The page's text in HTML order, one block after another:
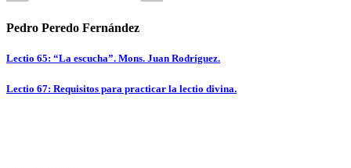
Pedro Peredo Fernández
Navegación
de
Lectio 65: “La escucha”. Mons. Juan Rodríguez.
Lectio 67: Requisitos para practicar la lectio divina.